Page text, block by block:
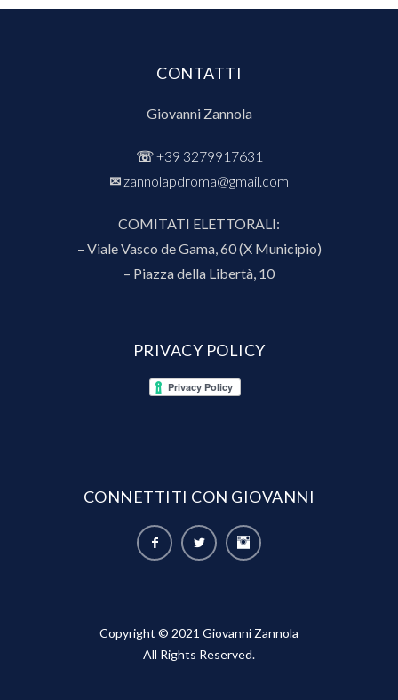
CONTATTI
Giovanni Zannola
☏+39 3279917631
✉︎ zannolapdroma@gmail.com
COMITATI ELETTORALI:
– Viale Vasco de Gama, 60 (X Municipio)
– Piazza della Libertà, 10
PRIVACY POLICY
CONNETTITI CON GIOVANNI
Copyright © 2021 Giovanni Zannola
All Rights Reserved.